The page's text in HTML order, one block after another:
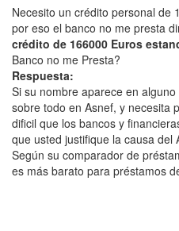
Necesito un crédito personal de
por eso el banco no me presta
crédito de 166000 Euros
Banco no me Presta?
Respuesta:
Si su nombre aparece en
sobre todo en Asnef, y necesita
dificil que los bancos y
que usted justifique la causa del
Según su comparador de
es más barato para préstamos